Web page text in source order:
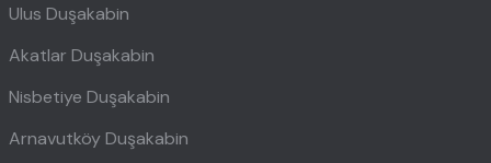
Ulus Duşakabin
Akatlar Duşakabin
Nisbetiye Duşakabin
Arnavutköy Duşakabin